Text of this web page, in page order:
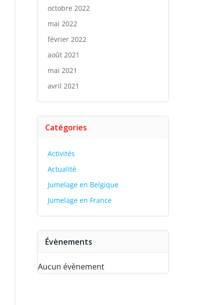
octobre 2022
mai 2022
février 2022
août 2021
mai 2021
avril 2021
Catégories
Activités
Actualité
Jumelage en Belgique
Jumelage en France
Évènements
Aucun évènement